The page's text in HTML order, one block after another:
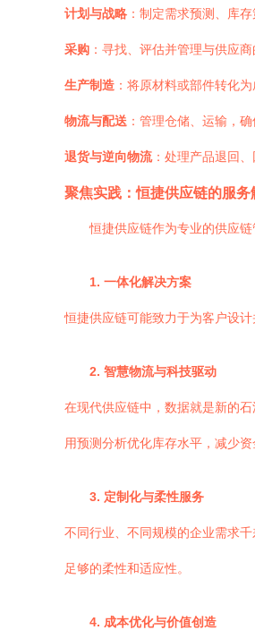
计划与战略 ：制定需求预测、库
采购 ：寻找、评估并管理与供应商
生产制造 ：将原材料或部件转化为
物流与配送 ：管理仓储、运输，
退货与逆向物流：处理产品退回、
聚焦实践：恒捷供应链的服务
恒捷供应链作为专业的供应
1. 一体化解决方案
恒捷供应链可能致力于为客户设
2. 智慧物流与科技驱动
在现代供应链中，数据就是新的
用预测分析优化库存水平，减少资
3. 定制化与柔性服务
不同行业、不同规模的企业需求
足够的柔性和适应性。
4. 成本优化与价值创造